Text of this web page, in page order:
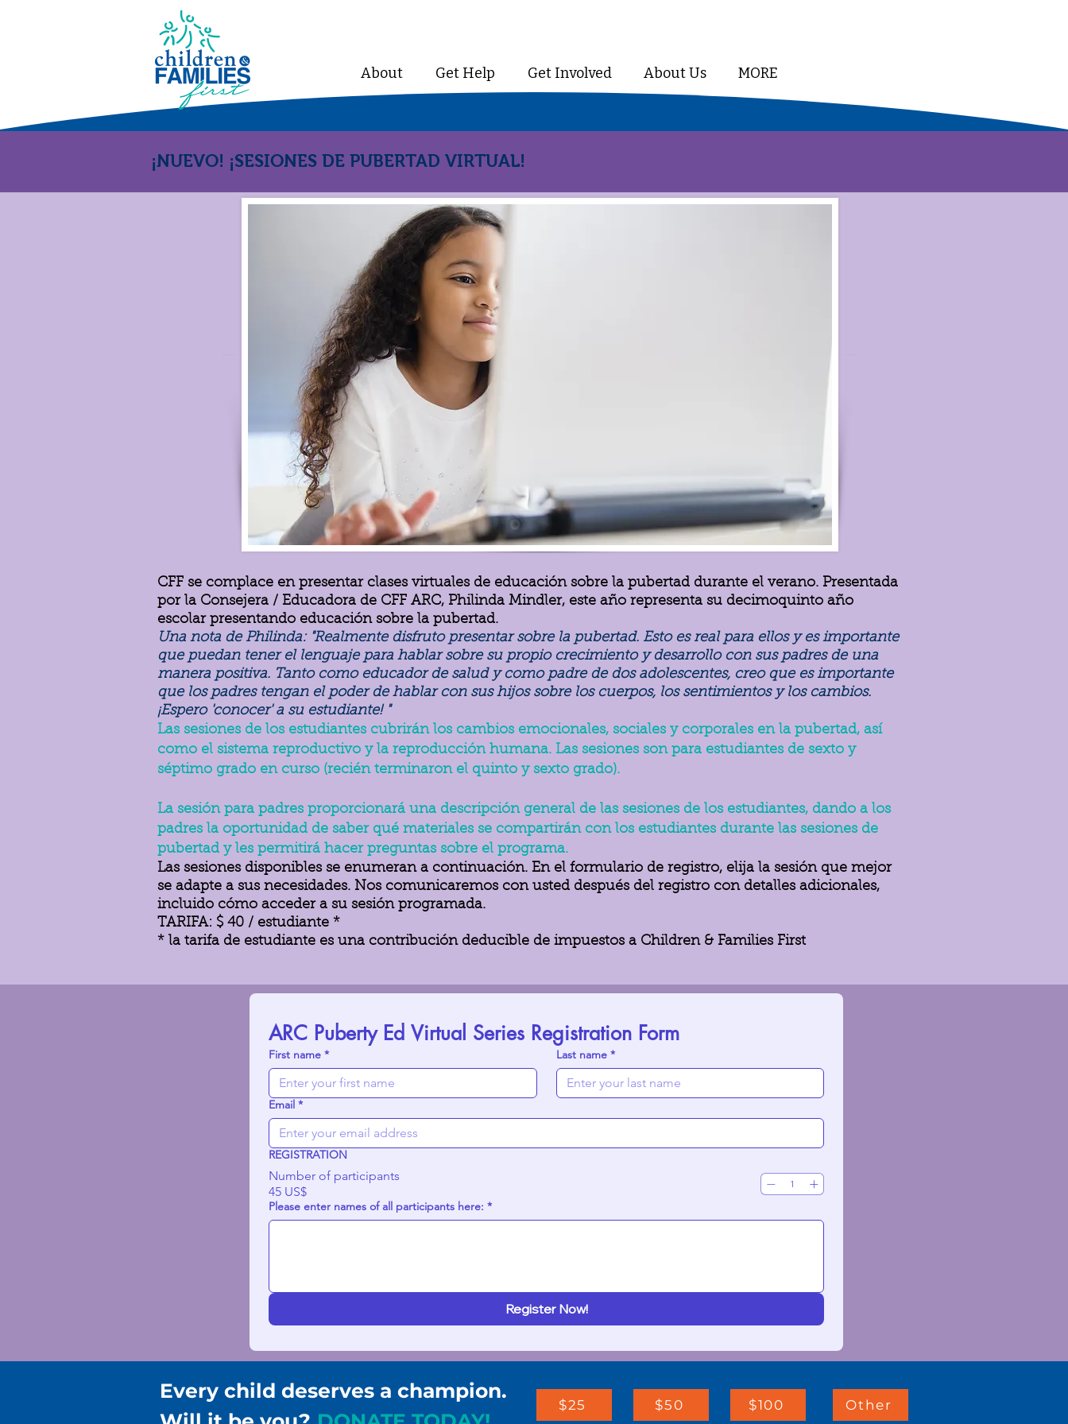
About Get Help Get Involved About Us MORE
¡NUEVO! ¡SESIONES DE PUBERTAD VIRTUAL!
CFF se complace en presentar clases virtuales de educación sobre la pubertad durante el verano. Presentada
por la Consejera / Educadora de CFF ARC, Philinda Mindler, este año representa su decimoquinto año
escolar presentando educación sobre la pubertad.
Una nota de Philinda: "Realmente disfruto presentar sobre la pubertad. Esto es real para ellos y es importante
que puedan tener el lenguaje para hablar sobre su propio crecimiento y desarrollo con sus padres de una
manera positiva. Tanto como educador de salud y como padre de dos adolescentes, creo que es importante
que los padres tengan el poder de hablar con sus hijos sobre los cuerpos, los sentimientos y los cambios.
¡Espero 'conocer' a su estudiante! "
Las sesiones de los estudiantes cubrirán los cambios emocionales, sociales y corporales en la pubertad, así
como el sistema reproductivo y la reproducción humana. Las sesiones son para estudiantes de sexto y
séptimo grado en curso (recién terminaron el quinto y sexto grado).
La sesión para padres proporcionará una descripción general de las sesiones de los estudiantes, dando a los
padres la oportunidad de saber qué materiales se compartirán con los estudiantes durante las sesiones de
pubertad y les permitirá hacer preguntas sobre el programa.
Las sesiones disponibles se enumeran a continuación. En el formulario de registro, elija la sesión que mejor
se adapte a sus necesidades. Nos comunicaremos con usted después del registro con detalles adicionales,
incluido cómo acceder a su sesión programada.
TARIFA: $ 40 / estudiante *
* la tarifa de estudiante es una contribución deducible de impuestos a Children & Families First
ARC Puberty Ed Virtual Series Registration Form
First name * Last name *
Email *
REGISTRATION
Number of participants
45 US$
Please enter names of all participants here: *
Register Now!
Every child deserves a champion.
$25 $50 $100 Other